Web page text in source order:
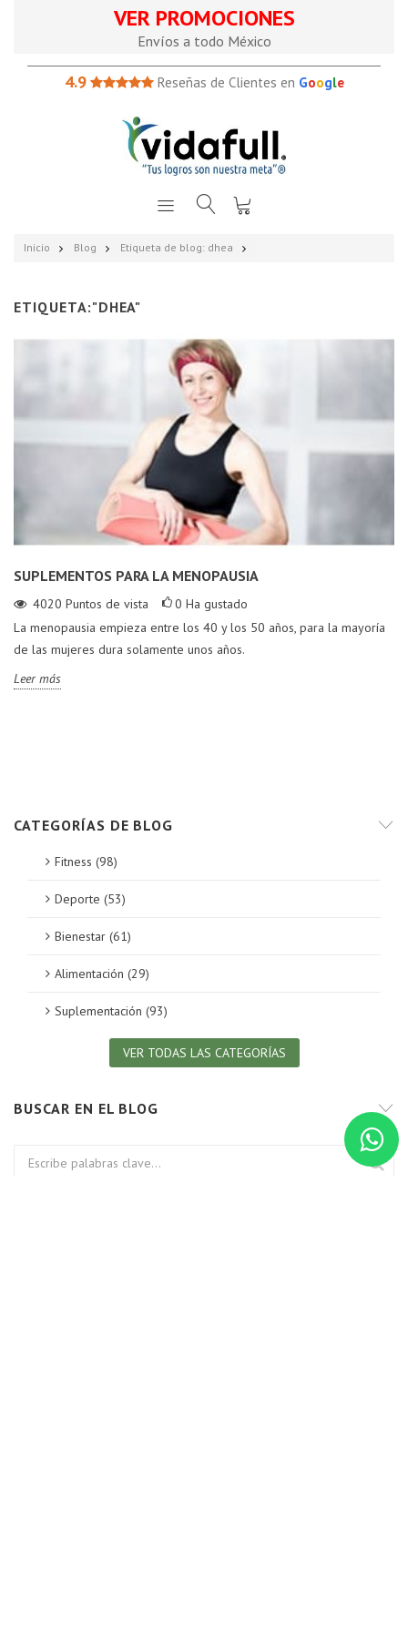
VER PROMOCIONES
Envíos a todo México
4.9 Reseñas de Clientes en Google
Inicio Blog Etiqueta de blog: dhea
ETIQUETA:"DHEA"
SUPLEMENTOS PARA LA MENOPAUSIA
4020 Puntos de vista 0 Ha gustado
La menopausia empieza entre los 40 y los 50 años, para la mayoría
de las mujeres dura solamente unos años.
Leer más
CATEGORÍAS DE BLOG
Fitness (98)
Deporte (53)
Bienestar (61)
Alimentación (29)
Suplementación (93)
VER TODAS LAS CATEGORÍAS
BUSCAR EN EL BLOG